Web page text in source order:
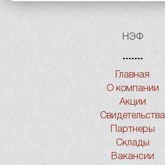
НЭФ
Главная
О компании
Акции
Свидетельства
Партнеры
Склады
Вакансии